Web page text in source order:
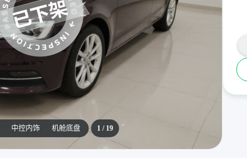
中控内饰 机舱底盘 1/ 19